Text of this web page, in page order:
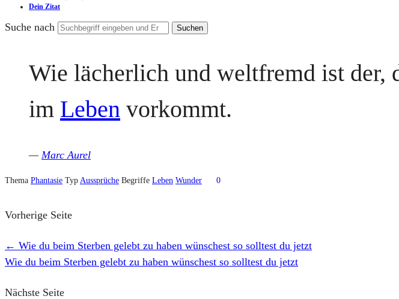
Dein Zitat
Suche nach
Wie lächerlich und weltfremd ist der,
im Leben vorkommt.
— Marc Aurel
Thema Phantasie Typ Aussprüche Begriffe Leben Wunder 0
Vorherige Seite
← Wie du beim Sterben gelebt zu haben wünschest so solltest du jetzt
Wie du beim Sterben gelebt zu haben wünschest so solltest du jetzt
Nächste Seite